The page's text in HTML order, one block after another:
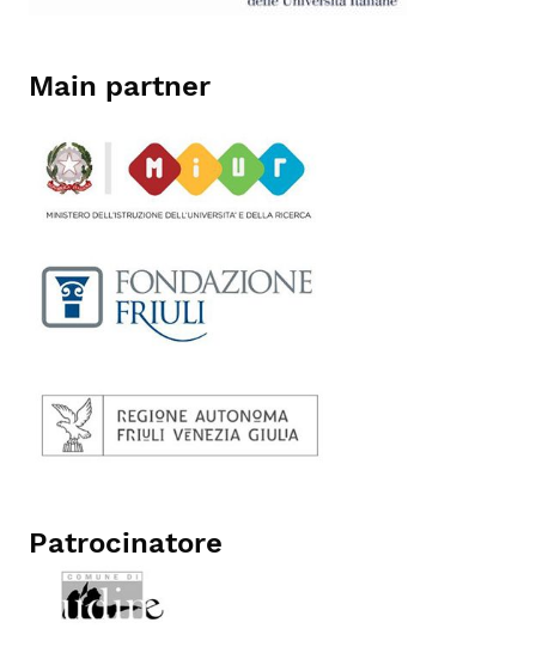
Main partner
Patrocinatore